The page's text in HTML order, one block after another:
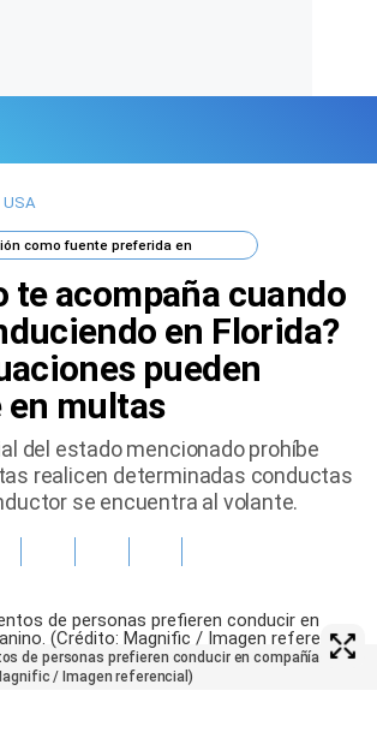
USA
como fuente preferida en
te acompaña cuando
en Florida?
pueden
multas
del estado mencionado prohíbe
realicen determinadas conductas
se encuentra al volante.
de personas prefieren conducir en compañía de
/ Imagen referencial)